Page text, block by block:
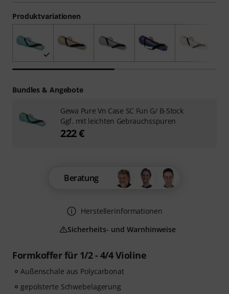
Formkoffer für 1/2 - 4/4 Violine
Außenschale aus Polycarbonat
gepolsterte Schwebelagerung
Produktvariationen
Beratung
Herstellerinformationen
Sicherheits- und Warnhinweise
Bundles & Angebote
Gewa Pure Vn Case SC Fun G/ B-Stock
Ggf. mit leichten Gebrauchsspuren
222 €